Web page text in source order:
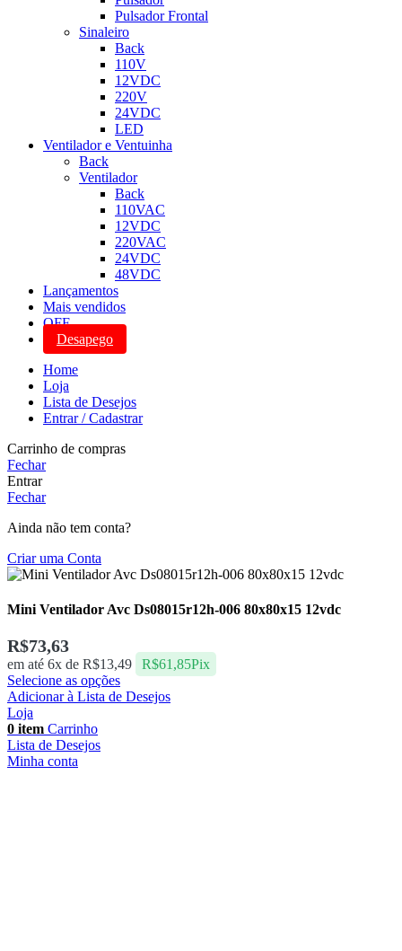
Pulsador Frontal
Sinaleiro
Back
110V
12VDC
220V
24VDC
LED
Ventilador e Ventuinha
Back
Ventilador
Back
110VAC
12VDC
220VAC
24VDC
48VDC
Lançamentos
Mais vendidos
OFF
Desapego
Home
Loja
Lista de Desejos
Entrar / Cadastrar
Carrinho de compras
Fechar
Entrar
Fechar
Ainda não tem conta?
Criar uma Conta
Mini Ventilador Avc Ds08015r12h-006 80x80x15 12vdc
R$73,63
em até 6x de R$13,49 R$61,85Pix
Selecione as opções
Adicionar à Lista de Desejos
Loja
0 item Carrinho
Lista de Desejos
Minha conta